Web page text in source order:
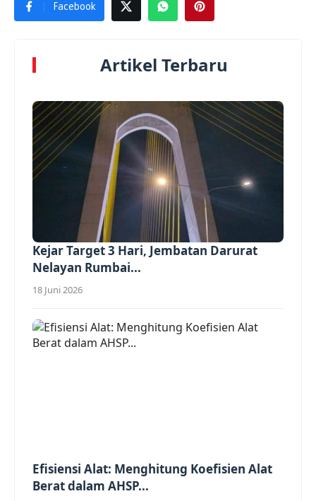
Facebook
Artikel Terbaru
Kejar Target 3 Hari, Jembatan Darurat
Nelayan Rumbai...
18 Juni 2026
Efisiensi Alat: Menghitung Koefisien Alat
Berat dalam AHSP...